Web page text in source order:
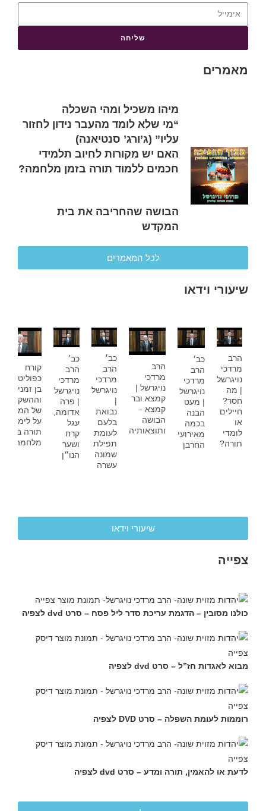
שליחה
מאמרים
מיהו משכיל ומהי השכלה
“מי שלא לומד מהעבר נידון לחזור
עליו” (ג’ורג’ סנטיאנה)
האם יש מקורות לחיוב תלמידי
חכמים ללמוד תורה בזמן מלחמה?
הבושה שהחריבה את בית
המקדש
לכל המאמרים
שיעורי וידאו
הרב
מרדכי
נויגרשל
| מה
חסר?
חיילים
או
לומדי
תורה?
כב׳
הרב
מרדכי
נויגרשל
| מעט
הבנה
בכמה
מאירועי
החרבן
הרב
מרדכי
נויגרשל |
קמצא ובר
קמצא -
הבושה
ותוצאותיה
כב׳
הרב
מרדכי
נויגרשל
|
נבואת
בלעם
לעומת
תפילת
שמונה
עשרה
כב׳
הרב
מרדכי
נויגרשל
| פרה
אדומה,
עגל
קרח
ושער
הנו״ן
קורח
כפוליטיקאי
בן זמנינו
וההשקפה
של המזרחי
על לימוד
תורה בזמן
מלחמה
שיעורי וידאו
צפייה
כולנו מסובין – הדגמת עריכת סדר ליל פסח – סרט dvd לצפיה
מבוא לאגדות חז”ל – סרט dvd לצפיה
רוממות לעומת השפלה – סרט DVD לצפיה
לדעת או להאמין, תורה ומדע – סרט dvd לצפיה